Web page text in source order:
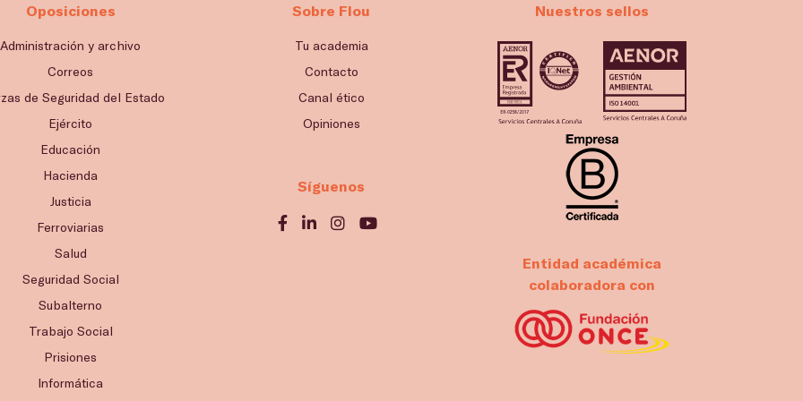
Oposiciones
Administración y archivo
Correos
de Seguridad del Estado
Ejército
Educación
Hacienda
Justicia
Ferroviarias
Salud
Seguridad Social
Subalterno
Trabajo Social
Prisiones
Informática
Sobre Flou
Tu academia
Contacto
Canal ético
Opiniones
Síguenos
Nuestros sellos
Entidad académica
colaboradora con